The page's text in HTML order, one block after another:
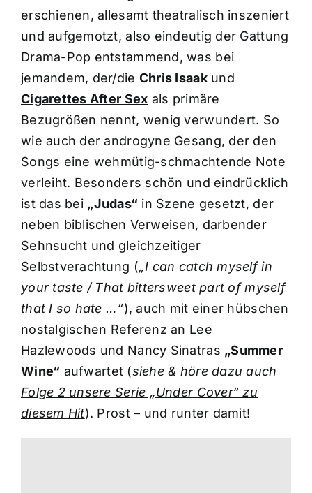
erschienen, allesamt theatralisch inszeniert
und aufgemotzt, also eindeutig der Gattung
Drama-Pop entstammend, was bei
jemandem, der/die Chris Isaakund
Cigarettes After Sex als primäre
Bezugrößen nennt, wenig verwundert. So
wie auch der androgyne Gesang, der den
Songs eine wehmütig-schmachtende Note
verleiht. Besonders schön und eindrücklich
ist das bei „Judas“ in Szene gesetzt, der
neben biblischen Verweisen, darbender
Sehnsucht und gleichzeitiger
Selbstverachtung („I can catch myself in
your taste / That bittersweet part of myself
that I so hate …“), auch mit einer hübschen
nostalgischen Referenz an Lee
Hazlewoods und Nancy Sinatras „Summer
Wine“ aufwartet (siehe & höre dazu auch
Folge 2 unsere Serie „Under Cover“ zu
diesem Hit). Prost – und runter damit!